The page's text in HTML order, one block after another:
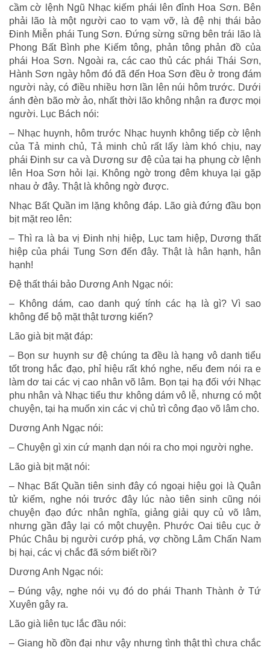
cầm cờ lệnh Ngũ Nhạc kiếm phái lên đỉnh Hoa Sơn. Bên
phải lão là một người cao to vạm vỡ, là đệ nhị thái bảo
Đinh Miễn phái Tung Sơn. Đứng sừng sững bên trái lão là
Phong Bất Bình phe Kiếm tông, phản tông phản đồ của
phái Hoa Sơn. Ngoài ra, các cao thủ các phái Thái Sơn,
Hành Sơn ngày hôm đó đã đến Hoa Sơn đều ở trong đám
người này, có điều nhiều hơn lần lên núi hôm trước. Dưới
ánh đèn bão mờ ảo, nhất thời lão không nhận ra được mọi
người. Lục Bách nói:
– Nhạc huynh, hôm trước Nhạc huynh không tiếp cờ lệnh
của Tả minh chủ, Tả minh chủ rất lấy làm khó chịu, nay
phái Đinh sư ca và Dương sư đệ của tại hạ phụng cờ lệnh
lên Hoa Sơn hỏi lại. Không ngờ trong đêm khuya lại gặp
nhau ở đây. Thật là không ngờ được.
Nhạc Bất Quần im lặng không đáp. Lão già đứng đầu bọn
bịt mặt reo lên:
– Thì ra là ba vị Đinh nhị hiệp, Lục tam hiệp, Dương thất
hiệp của phái Tung Sơn đến đây. Thật là hân hạnh, hân
hạnh!
Đệ thất thái bảo Dương Anh Ngạc nói:
– Không dám, cao danh quý tính các hạ là gì? Vì sao
không để bộ mặt thật tương kiến?
Lão già bịt mặt đáp:
– Bọn sư huynh sư đệ chúng ta đều là hạng vô danh tiểu
tốt trong hắc đạo, phỉ hiệu rất khó nghe, nếu đem nói ra e
làm dơ tai các vị cao nhân võ lâm. Bọn tại hạ đối với Nhạc
phu nhân và Nhạc tiểu thư không dám vô lễ, nhưng có một
chuyện, tại hạ muốn xin các vị chủ trì công đạo võ lâm cho.
Dương Anh Ngạc nói:
– Chuyện gì xin cứ mạnh dạn nói ra cho mọi người nghe.
Lão già bịt mặt nói:
– Nhạc Bất Quần tiên sinh đây có ngoại hiệu gọi là Quân
tử kiếm, nghe nói trước đây lúc nào tiên sinh cũng nói
chuyện đạo đức nhân nghĩa, giảng giải quy củ võ lâm,
nhưng gần đây lại có một chuyện. Phước Oai tiêu cục ở
Phúc Châu bị người cướp phá, vợ chồng Lâm Chấn Nam
bị hại, các vị chắc đã sớm biết rồi?
Dương Anh Ngạc nói:
– Đúng vậy, nghe nói vụ đó do phái Thanh Thành ở Tứ
Xuyên gây ra.
Lão già liên tục lắc đầu nói:
– Giang hồ đồn đại như vậy nhưng tình thật thì chưa chắc